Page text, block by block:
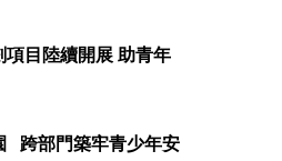
目陸續開展 助青年
跨部門築牢青少年安